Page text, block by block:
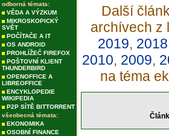
odborná témata:
VĚDA A VÝZKUM
MIKROSKOPICKÝ
SVĚT
POČÍTAČE A IT
OS ANDROID
PROHLÍŽEČ FIREFOX
POŠTOVNÍ KLIENT
THUNDERBIRD
OPENOFFICE A
LIBREOFFICE
ENCYKLOPEDIE
WIKIPEDIA
P2P SÍTĚ BITTORRENT
všeobecná témata:
EKONOMIKA
OSOBNÍ FINANCE
Další
archívech z
2019, 2018
2010, 2009,
na téma